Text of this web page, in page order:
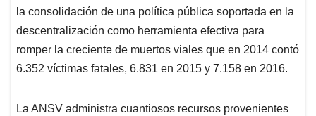
la consolidación de una política pública soportada en la
descentralización como herramienta efectiva para
romper la creciente de muertos viales que en 2014 contó
6.352 víctimas fatales, 6.831 en 2015 y 7.158 en 2016.
La ANSV administra cuantiosos recursos provenientes